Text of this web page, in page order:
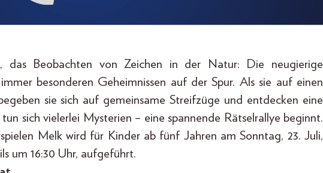
das Beobachten von Zeichen in der Natur: Die neugierige
besonderen Geheimnissen auf der Spur. Als sie auf einen
sie sich auf gemeinsame Streifzüge und entdecken eine
sich vielerlei Mysterien – eine spannende Rätselrallye beginnt.
Melk wird für Kinder ab fünf Jahren am Sonntag, 23. Juli,
um 16:30 Uhr, aufgeführt.